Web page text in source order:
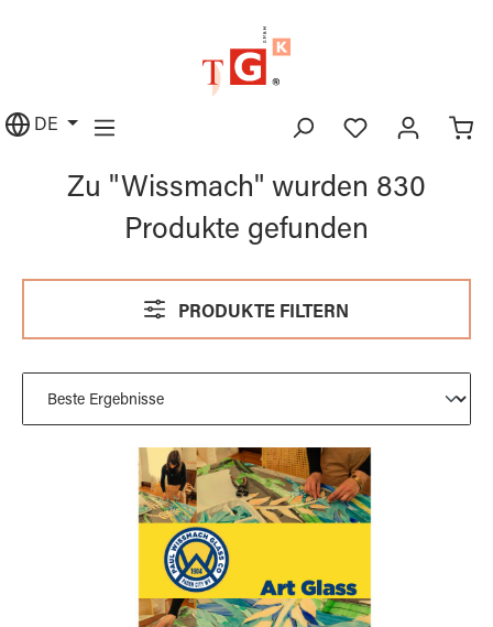
DE
Zu "Wissmach" wurden 830
Produkte gefunden
PRODUKTE FILTERN